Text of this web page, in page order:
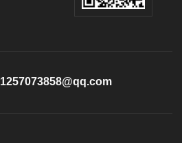
1257073858@qq.com